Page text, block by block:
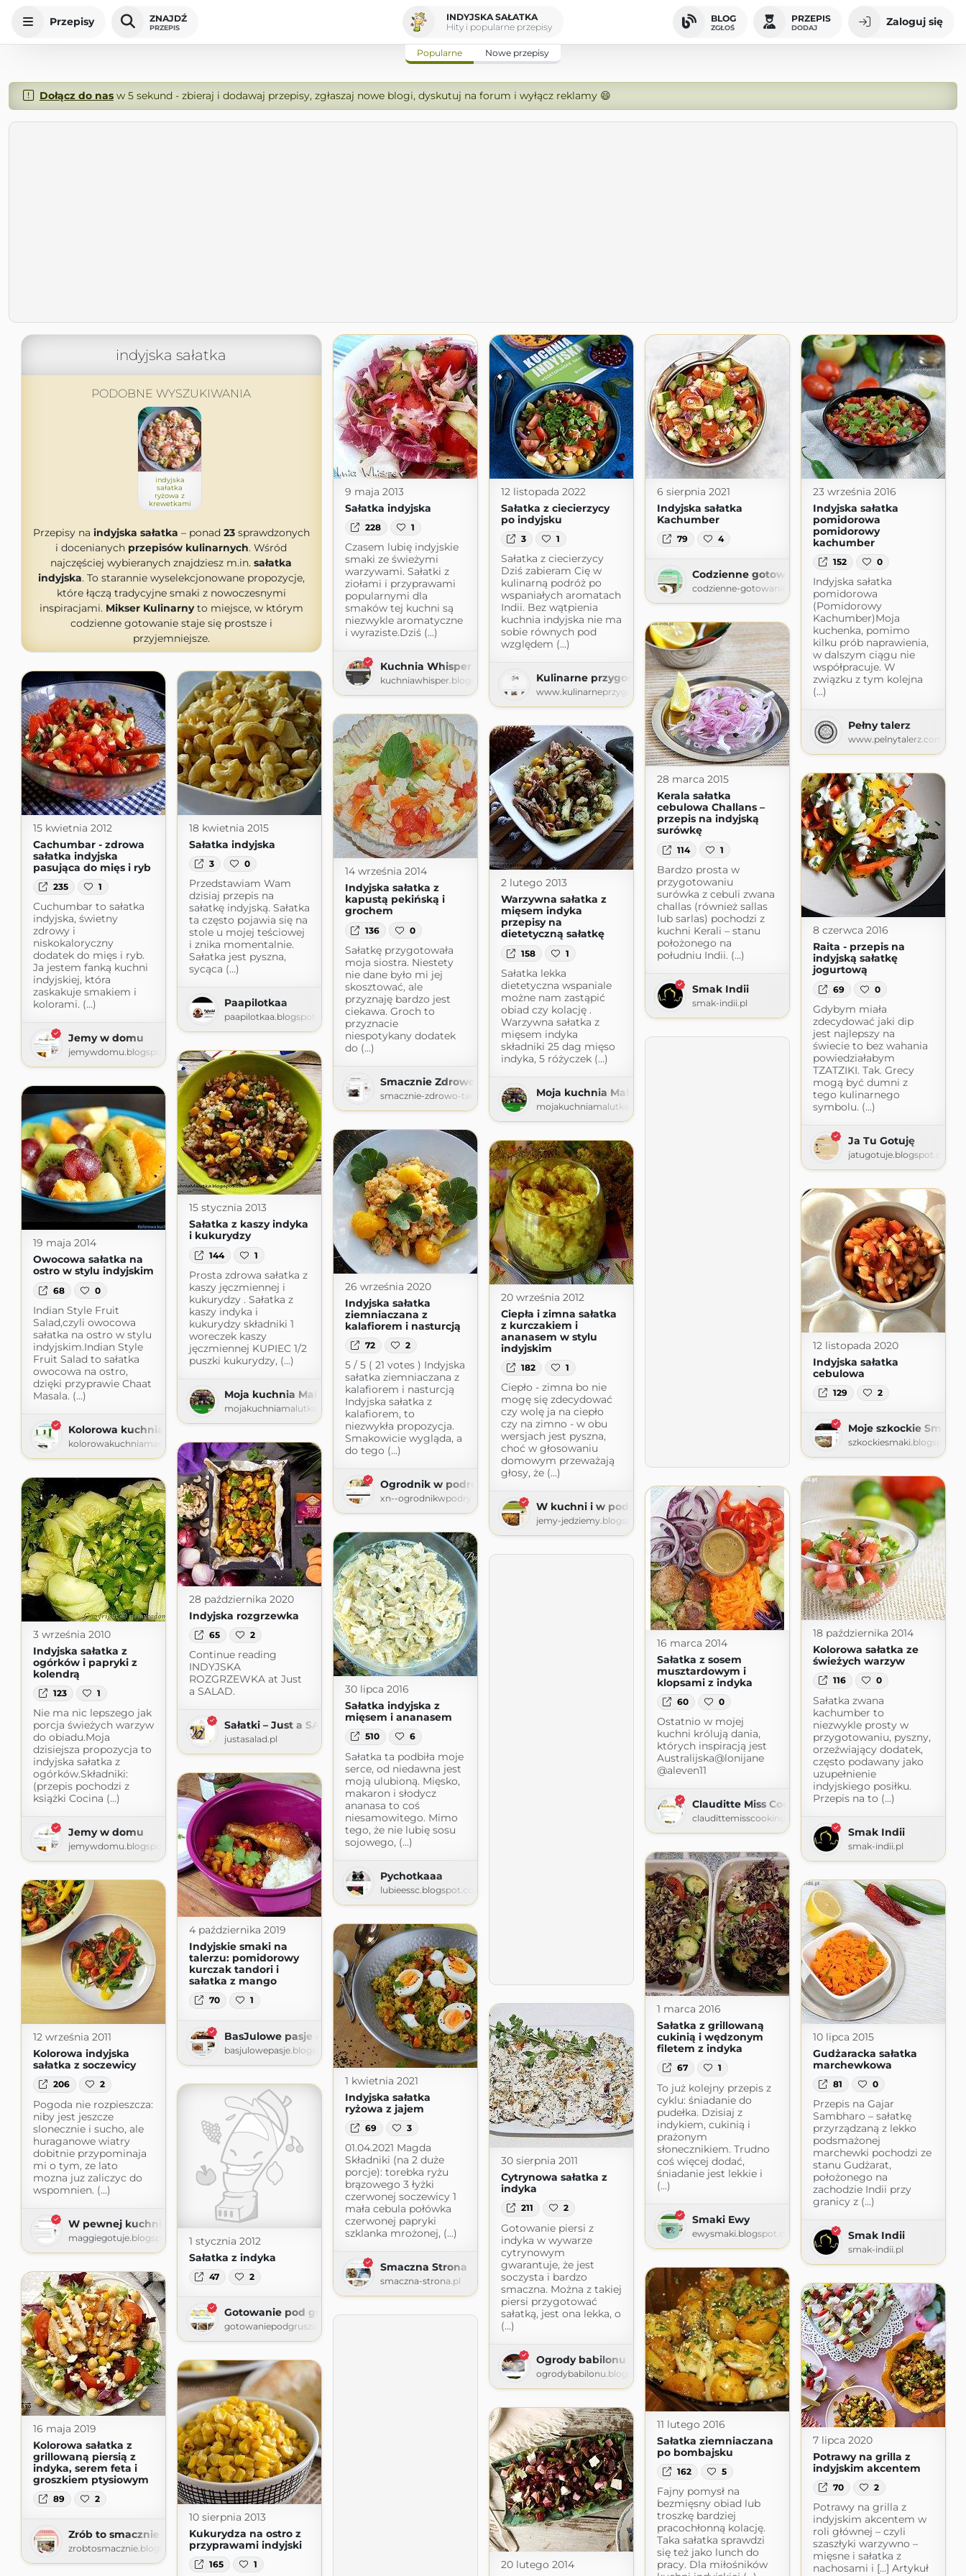
Przepisy ZNAJDŹ
PRZEPIS
INDYJSKA SAŁATKA
Hity i popularne przepisy
BLOG
ZGŁOŚ
PRZEPIS
DODAJ Zaloguj się
Popularne Nowe przepisy
Dołącz do nasw 5 sekund - zbieraj i dodawaj przepisy, zgłaszaj nowe blogi, dyskutuj na forum i wyłącz reklamy 😄
indyjska sałatka
PODOBNE WYSZUKIWANIA
indyjska
sałatka
ryżowa z
krewetkami
Przepisy na indyjska sałatka – ponad 23sprawdzonych
i docenianych przepisów kulinarnych. Wśród
najczęściej wybieranych znajdziesz m.in. sałatka
indyjska. To starannie wyselekcjonowane propozycje,
które łączą tradycyjne smaki z nowoczesnymi
inspiracjami. Mikser Kulinarnyto miejsce, w którym
codzienne gotowanie staje się prostsze i
przyjemniejsze.
9 maja 2013
Sałatka indyjska
228 1
Czasem lubię indyjskie
smaki ze świeżymi
warzywami. Sałatki z
ziołami i przyprawami
popularnymi dla
smaków tej kuchni są
niezwykle aromatyczne
i wyraziste.Dziś (...)
Kuchnia Whisper
kuchniawhisper.blogspot.com
12 listopada 2022
Sałatka z ciecierzycy
po indyjsku
3 1
Sałatka z ciecierzycy
Dziś zabieram Cię w
kulinarną podróż po
wspaniałych aromatach
Indii. Bez wątpienia
kuchnia indyjska nie ma
sobie równych pod
względem (...)
Kulinarne przygody Gatity
www.kulinarneprzygodygatity.pl
6 sierpnia 2021
Indyjska sałatka
Kachumber
79 4
Codzienne gotowanie
codzienne-gotowanie.blogspot.com
23 września 2016
Indyjska sałatka
pomidorowa
pomidorowy
kachumber
152 0
Indyjska sałatka
pomidorowa
(Pomidorowy
Kachumber)Moja
kuchenka, pomimo
kilku prób naprawienia,
w dalszym ciągu nie
współpracuje. W
związku z tym kolejna
(...)
Pełny talerz
www.pelnytalerz.com
28 marca 2015
Kerala sałatka
cebulowa Challans –
przepis na indyjską
surówkę
114 1
Bardzo prosta w
przygotowaniu
surówka z cebuli zwana
challas (również sallas
lub sarlas) pochodzi z
kuchni Kerali – stanu
położonego na
południu Indii. (...)
Smak Indii
smak-indii.pl
15 kwietnia 2012
Cachumbar - zdrowa
sałatka indyjska
pasująca do mięs i ryb
235 1
Cuchumbar to sałatka
indyjska, świetny
zdrowy i
niskokaloryczny
dodatek do mięs i ryb.
Ja jestem fanką kuchni
indyjskiej, która
zaskakuje smakiem i
kolorami. (...)
Jemy w domu
jemywdomu.blogspot.com
18 kwietnia 2015
Sałatka indyjska
3 0
Przedstawiam Wam
dzisiaj przepis na
sałatkę indyjską. Sałatka
ta często pojawia się na
stole u mojej teściowej
i znika momentalnie.
Sałatka jest pyszna,
sycąca (...)
Paapilotkaa
paapilotkaa.blogspot.com
14 września 2014
Indyjska sałatka z
kapustą pekińską i
grochem
136 0
Sałatkę przygotowała
moja siostra. Niestety
nie dane było mi jej
skosztować, ale
przyznaję bardzo jest
ciekawa. Groch to
przyznacie
niespotykany dodatek
do (...)
Smacznie Zdrowo Tanio
smacznie-zdrowo-tanio.blogspot.com
2 lutego 2013
Warzywna sałatka z
mięsem indyka
przepisy na
dietetyczną sałatkę
158 1
Sałatka lekka
dietetyczna wspaniale
możne nam zastąpić
obiad czy kolację .
Warzywna sałatka z
mięsem indyka
składniki 25 dag mięso
indyka, 5 różyczek (...)
Moja kuchnia Malutka
mojakuchniamalutka.blogspot.com
8 czerwca 2016
Raita - przepis na
indyjską sałatkę
jogurtową
69 0
Gdybym miała
zdecydować jaki dip
jest najlepszy na
świecie to bez wahania
powiedziałabym
TZATZIKI. Tak. Grecy
mogą być dumni z
tego kulinarnego
symbolu. (...)
Ja Tu Gotuję
jatugotuje.blogspot.com
15 stycznia 2013
Sałatka z kaszy indyka
i kukurydzy
144 1
Prosta zdrowa sałatka z
kaszy jęczmiennej i
kukurydzy . Sałatka z
kaszy indyka i
kukurydzy składniki 1
woreczek kaszy
jęczmiennej KUPIEC 1/2
puszki kukurydzy, (...)
Moja kuchnia Malutka
mojakuchniamalutka.blogspot.com
19 maja 2014
Owocowa sałatka na
ostro w stylu indyjskim
68 0
Indian Style Fruit
Salad,czyli owocowa
sałatka na ostro w stylu
indyjskim.Indian Style
Fruit Salad to sałatka
owocowa na ostro,
dzięki przyprawie Chaat
Masala. (...)
Kolorowa kuchnia Magdy
kolorowakuchniamagdy.blogspot.com
26 września 2020
Indyjska sałatka
ziemniaczana z
kalafiorem i nasturcją
72 2
5 / 5 ( 21 votes ) Indyjska
sałatka ziemniaczana z
kalafiorem i nasturcją
Indyjska sałatka z
kalafiorem, to
niezwykła propozycja.
Smakowicie wygląda, a
do tego (...)
Ogrodnik w podróży
xn--ogrodnikwpodry-xob60t.pl
20 września 2012
Ciepła i zimna sałatka
z kurczakiem i
ananasem w stylu
indyjskim
182 1
Ciepło - zimna bo nie
mogę się zdecydować
czy wolę ja na ciepło
czy na zimno - w obu
wersjach jest pyszna,
choć w głosowaniu
domowym przeważają
głosy, że (...)
W kuchni i w podróży z butelką mleczka w tle
jemy-jedziemy.blogspot.com
12 listopada 2020
Indyjska sałatka
cebulowa
129 2
Moje szkockie Smaki
28 października 2020
Indyjska rozgrzewka
65 2
Continue reading
INDYJSKA
ROZGRZEWKA at Just
a SALAD.
Sałatki – Just a SALAD
justasalad.pl
18 października 2014
Kolorowa sałatka ze
świeżych warzyw
116 0
Sałatka zwana
kachumber to
niezwykle prosty w
przygotowaniu, pyszny,
orzeźwiający dodatek,
często podawany jako
uzupełnienie
indyjskiego posiłku.
Przepis na to (...)
Smak Indii
smak-indii.pl
3 września 2010
Indyjska sałatka z
ogórków i papryki z
kolendrą
123 1
Nie ma nic lepszego jak
porcja świeżych warzyw
do obiadu.Moja
dzisiejsza propozycja to
indyjska sałatka z
ogórków.Składniki:
(przepis pochodzi z
książki Cocina (...)
Jemy w domu
jemywdomu.blogspot.com
16 marca 2014
Sałatka z sosem
musztardowym i
klopsami z indyka
60 0
Ostatnio w mojej
kuchni królują dania,
których inspiracją jest
Australijska@lonijane
@aleven11
Clauditte Miss Cooking
claudittemisscooking.blogspot.com
30 lipca 2016
Sałatka indyjska z
mięsem i ananasem
510 6
Sałatka ta podbiła moje
serce, od niedawna jest
moją ulubioną. Mięsko,
makaron i słodycz
ananasa to coś
niesamowitego. Mimo
tego, że nie lubię sosu
sojowego, (...)
Pychotkaaa
lubieessc.blogspot.com
4 października 2019
Indyjskie smaki na
talerzu: pomidorowy
kurczak tandori i
sałatka z mango
70 1
BasJulowe pasje czyli Basia i Julka w kuchni
basjulowepasje.blogspot.com
1 marca 2016
Sałatka z grillowaną
cukinią i wędzonym
filetem z indyka
67 1
To już kolejny przepis z
cyklu: śniadanie do
pudełka. Dzisiaj z
indykiem, cukinią i
prażonym
słonecznikiem. Trudno
coś więcej dodać,
śniadanie jest lekkie i
(...)
Smaki Ewy
ewysmaki.blogspot.com
10 lipca 2015
Gudżaracka sałatka
marchewkowa
81 0
Przepis na Gajar
Sambharo – sałatkę
przyrządzaną z lekko
podsmażonej
marchewki pochodzi ze
stanu Gudżarat,
położonego na
zachodzie Indii przy
granicy z (...)
Smak Indii
smak-indii.pl
12 września 2011
Kolorowa indyjska
sałatka z soczewicy
206 2
Pogoda nie rozpieszcza:
niby jest jeszcze
slonecznie i sucho, ale
huraganowe wiatry
dobitnie przypominaja
mi o tym, ze lato
mozna juz zaliczyc do
wspomnien. (...)
W pewnej kuchni na Wyspach
maggiegotuje.blogspot.com
1 kwietnia 2021
Indyjska sałatka
ryżowa z jajem
69 3
01.04.2021 Magda
Składniki (na 2 duże
porcje): torebka ryżu
brązowego 3 łyżki
czerwonej soczewicy 1
mała cebula połówka
czerwonej papryki
szklanka mrożonej, (...)
Smaczna Strona
smaczna-strona.pl
30 sierpnia 2011
Cytrynowa sałatka z
indyka
211 2
Gotowanie piersi z
indyka w wywarze
cytrynowym
gwarantuje, że jest
soczysta i bardzo
smaczna. Można z takiej
piersi przygotować
sałatką, jest ona lekka, o
(...)
Ogrody babilonu
ogrodybabilonu.blogspot.com
1 stycznia 2012
Sałatka z indyka
47 2
Gotowanie pod gruszą
gotowaniepodgrusza.home.blog
11 lutego 2016
Sałatka ziemniaczana
po bombajsku
162 5
Fajny pomysł na
bezmięsny obiad lub
troszkę bardziej
pracochłonną kolację.
Taka sałatka sprawdzi
się też jako lunch do
pracy. Dla miłośników
16 maja 2019
Kolorowa sałatka z
grillowaną piersią z
indyka, serem feta i
groszkiem ptysiowym
89 2
Zrób to smacznie
zrobtosmacznie.blogspot.com
7 lipca 2020
Potrawy na grilla z
indyjskim akcentem
70 2
Potrawy na grilla z
indyjskim akcentem w
roli głównej – czyli
szaszłyki warzywno –
mięsne i sałatka z
nachosami i […] Artykuł
10 sierpnia 2013
Kukurydza na ostro z
przyprawami indyjski
165 1
20 lutego 2014